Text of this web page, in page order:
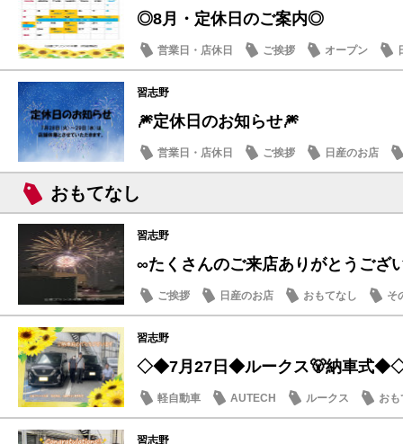
◎8月・定休日のご案内◎
営業日・店休日 ご挨拶 オープン
習志野
🎆定休日のお知らせ🎆
営業日・店休日 ご挨拶 日産のお店
おもてなし
習志野
∞たくさんのご来店ありがとうござ
ご挨拶 日産のお店 おもてなし そ
習志野
◇◆7月27日◆ルークス🐻納車式
軽自動車 AUTECH ルークス おも
習志野